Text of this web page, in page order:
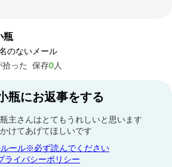
瓶
のないメール
拾った 保存0 人
瓶にお返事をする
主さんはとてもうれしいと思います
けてあげてほしいです
ール※必ず読んでください
ライバシーポリシー